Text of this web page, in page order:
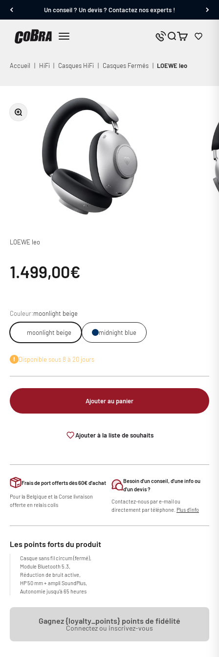
Un conseil ? Un devis ? Contactez nos experts !
Cobra.fr
Nous contacter
Panier
Accueil | HiFi | Casques HiFi | Casques Fermés | LOEWE leo
Zoomer sur l'image
LOEWE leo
Prix de vente
1.499,00€
Couleur:moonlight beige
moonlight beige midnight blue
Disponible sous 8 à 20 jours
Ajouter au panier
Ajouter à la liste de souhaits
Frais de port offerts dès 60€ d'achat
Pour la Belgique et la Corse livraison
offerte en relais colis
Besoin d'un conseil, d'une info ou
d'un devis ?
Contactez-nous par e-mail ou
directement par téléphone. Plus d'info
Les points forts du produit
Casque sans fil circum (fermé),
Module Bluetooth 5.3,
Réduction de bruit active,
HP 50 mm + ampli SoundPlus,
Autonomie jusqu'à 65 heures
Gagnez {loyalty_points} points de fidélité
Connectez ou inscrivez-vous